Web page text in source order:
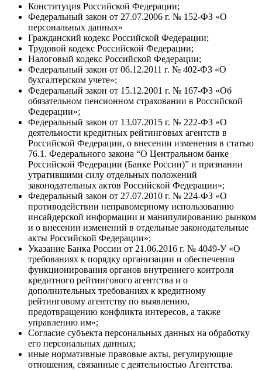
Конституция Российской Федерации;
Федеральный закон от 27.07.2006 г. № 152-ФЗ «О
персональных данных»
Гражданский кодекс Российской Федерации;
Трудовой кодекс Российской Федерации;
Налоговый кодекс Российской Федерации;
Федеральный закон от 06.12.2011 г. № 402-ФЗ «О
бухгалтерском учете»;
Федеральный закон от 15.12.2001 г. № 167-ФЗ «Об
обязательном пенсионном страховании в Российской
Федерации»;
Федеральный закон от 13.07.2015 г. № 222-ФЗ «О
деятельности кредитных рейтинговых агентств в
Российской Федерации, о внесении изменения в статью
76.1. Федерального закона “О Центральном банке
Российской Федерации (Банке России)” и признании
утратившими силу отдельных положений
законодательных актов Российской Федерации»;
Федеральный закон от 27.07.2010 г. № 224-ФЗ «О
противодействии неправомерному использованию
инсайдерской информации и манипулированию рынком
и о внесении изменений в отдельные законодательные
акты Российской Федерации»;
Указание Банка России от 21.06.2016 г. № 4049-У «О
требованиях к порядку организации и обеспечения
функционирования органов внутреннего контроля
кредитного рейтингового агентства и о
дополнительных требованиях к кредитному
рейтинговому агентству по выявлению,
предотвращению конфликта интересов, а также
управлению им»;
Согласие субъекта персональных данных на обработку
его персональных данных;
иные нормативные правовые акты, регулирующие
отношения, связанные с деятельностью Агентства.